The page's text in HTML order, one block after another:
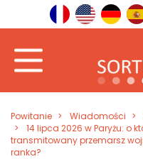
Powitanie Wiadomości
14 lipca 2026 w Paryżu: o
transmitowany przemarsz
ranka?